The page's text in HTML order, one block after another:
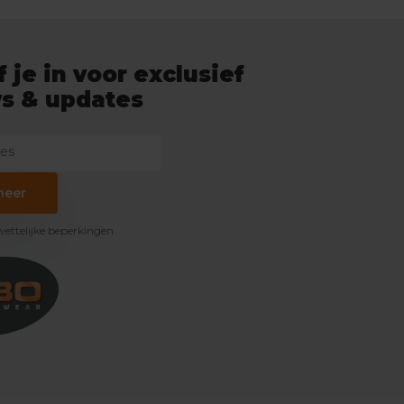
je in voor exclusief
& updates
beperkingen